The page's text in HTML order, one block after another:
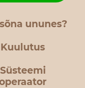
ununes?
Kuulutus
Süsteemi